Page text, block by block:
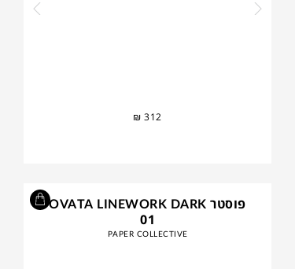
₪ 312
פוסטר OVATA LINEWORK DARK
01
PAPER COLLECTIVE